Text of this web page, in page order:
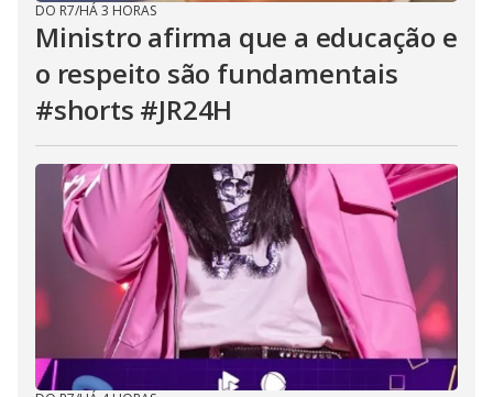
DO R7/HÁ 3 HORAS
Ministro afirma que a educação e
o respeito são fundamentais
#shorts #JR24H